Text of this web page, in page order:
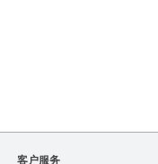
客户服务